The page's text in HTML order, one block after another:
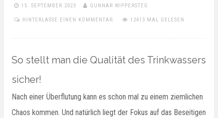
15. SEPTEMBER 2023 GUNNAR WIPPERSTEG
HINTERLASSE EINEN KOMMENTAR 12413 MAL GELESEN
So stellt man die Qualität des Trinkwassers
sicher!
Nach einer Überflutung kann es schon mal zu einem ziemlichen
Chaos kommen. Und natürlich liegt der Fokus auf das Beseitigen